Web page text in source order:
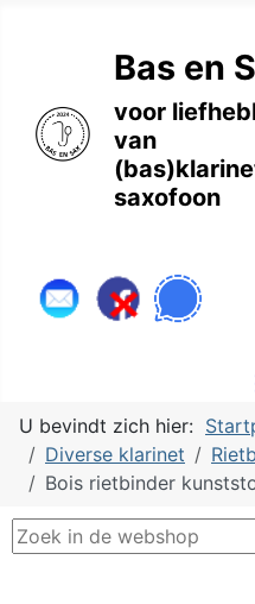
Bas en
voor
van
saxofoon
U bevindt zich hier:
Diverse klarinet
Bois rietbinder